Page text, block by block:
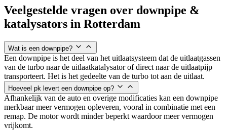
Veelgestelde vragen over downpipe &
katalysators in Rotterdam
Wat is een downpipe?
Een downpipe is het deel van het uitlaatsysteem dat de uitlaatgassen
van de turbo naar de uitlaatkatalysator of direct naar de uitlaatpijp
transporteert. Het is het gedeelte van de turbo tot aan de uitlaat.
Hoeveel pk levert een downpipe op?
Afhankelijk van de auto en overige modificaties kan een downpipe
merkbaar meer vermogen opleveren, vooral in combinatie met een
remap. De motor wordt minder beperkt waardoor meer vermogen
vrijkomt.